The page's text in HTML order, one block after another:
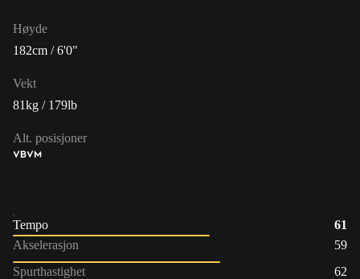
Høyde
182cm / 6'0"
Vekt
81kg / 179lb
Alt. posisjoner
VBVM
Tempo
61
Akselerasjon
59
Spurthastighet
62